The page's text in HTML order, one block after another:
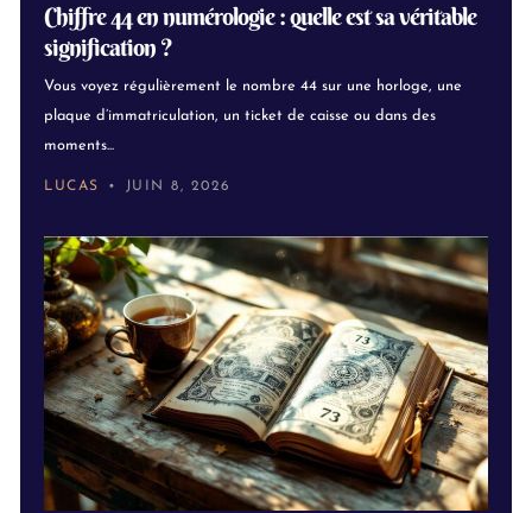
Chiffre 44 en numérologie : quelle est sa véritable
signification ?
Vous voyez régulièrement le nombre 44 sur une horloge, une
plaque d’immatriculation, un ticket de caisse ou dans des
moments...
LUCAS JUIN 8, 2026